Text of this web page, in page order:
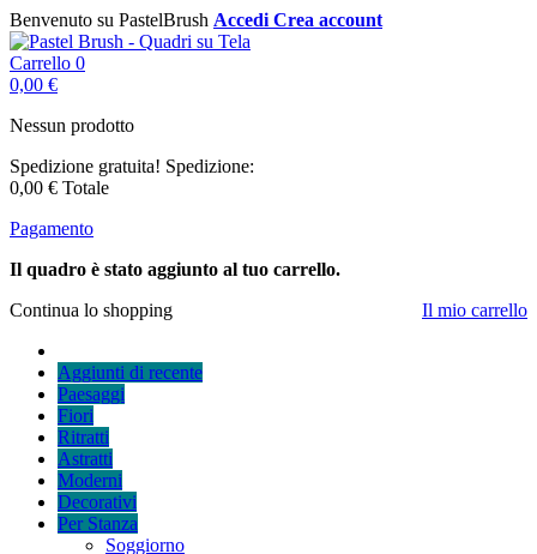
Benvenuto su PastelBrush Accedi Crea account
Carrello 0
0,00 €
Nessun prodotto
Spedizione gratuita! Spedizione:
0,00 € Totale
Pagamento
Il quadro è stato aggiunto al tuo carrello.
Continua lo shopping
Il mio carrello
Aggiunti di recente
Paesaggi
Fiori
Ritratti
Astratti
Moderni
Decorativi
Per Stanza
Soggiorno